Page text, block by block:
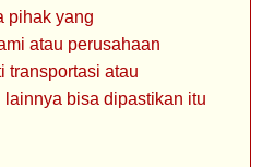
pihak yang
atau perusahaan
transportasi atau
bisa dipastikan itu